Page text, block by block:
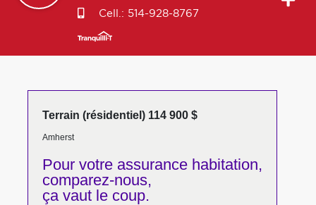
Cell.: 514-928-8767
Terrain (résidentiel) 114 900 $
Amherst
Pour votreassurance habitation,
comparez-nous,
ça vaut le coup.